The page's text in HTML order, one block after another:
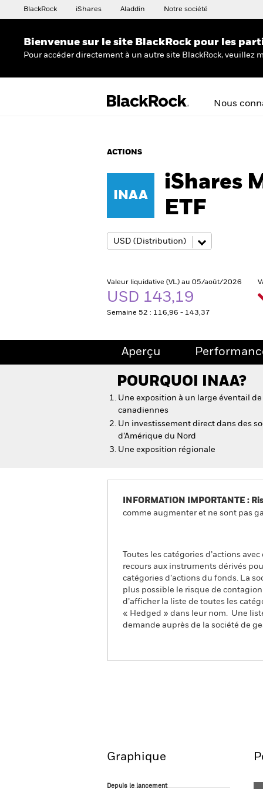
BlackRock iShares Aladdin Notre société
Bienvenue sur le site BlackRock pour les
Pour accéder directement à un autre site BlackRock, veuillez
Nous
ACTIONS
INAA
iShares
ETF
Valeur liquidative (VL) au 05/août/2026
USD 143,19
Semaine 52 : 116,96 - 143,37
Aperçu
POURQUOI INAA?
Une exposition à un large éventail
canadiennes
Un investissement direct dans des
d’Amérique du Nord
Une exposition régionale
INFORMATION IMPORTANTE :
comme augmenter et ne sont pas
Toutes les catégories d’actions
recours aux instruments dérivés
catégories d’actions du fonds. La
plus possible le risque de
d’afficher la liste de toutes les
« Hedged » dans leur nom. Une
demande auprès de la société de
Graphique
Depuis le lancement
Depuis le lancement